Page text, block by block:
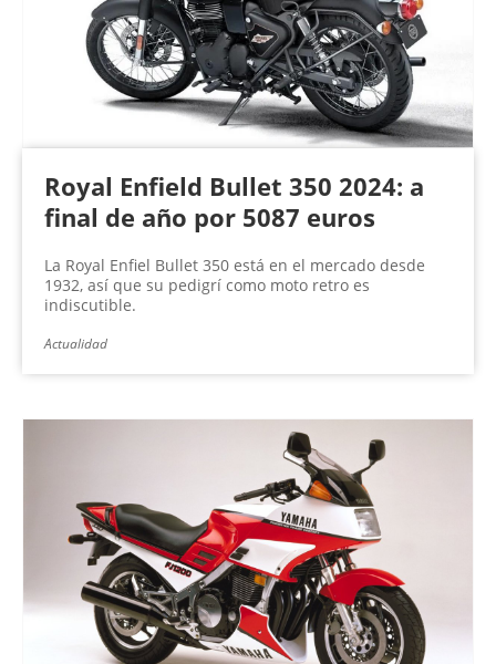
Royal Enfield Bullet 350 2024: a
final de año por 5087 euros
La Royal Enfiel Bullet 350 está en el mercado desde
1932, así que su pedigrí como moto retro es
indiscutible.
Actualidad